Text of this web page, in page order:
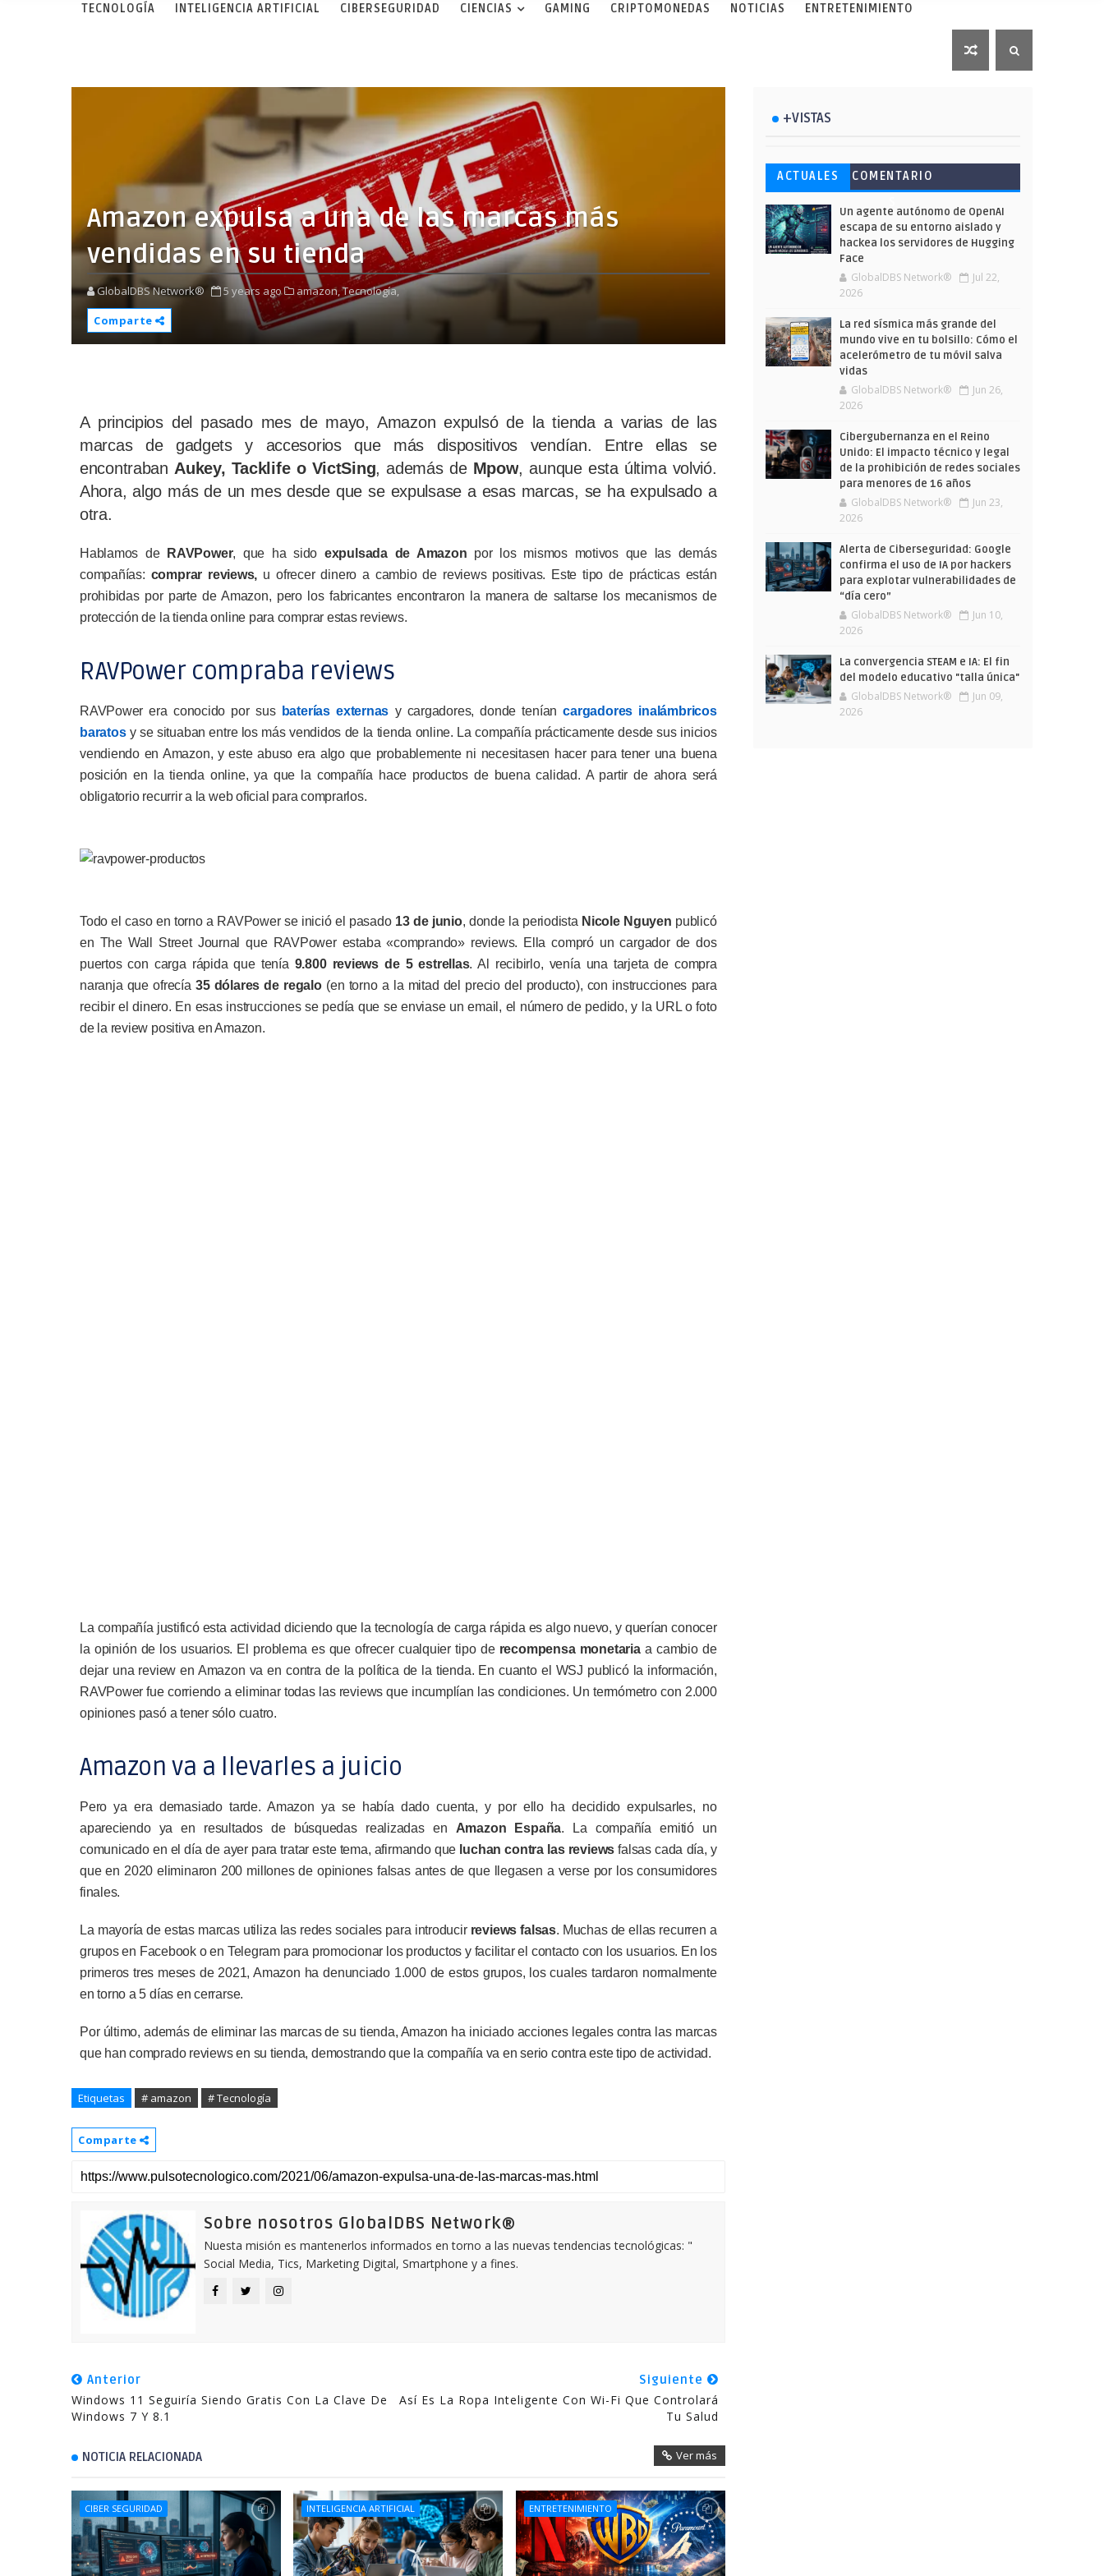
TECNOLOGÍA INTELIGENCIA ARTIFICIAL CIBERSEGURIDAD CIENCIAS GAMING CRIPTOMONEDAS NOTICIAS ENTRETENIMIENTO
Amazon expulsa a una de las marcas más
vendidas en su tienda
GlobalDBS Network® 5 years ago amazon,Tecnología,
Comparte
A principios del pasado mes de mayo, Amazon expulsó de la tienda a varias de las
marcas de gadgets y accesorios que más dispositivos vendían. Entre ellas se
encontraban Aukey, Tacklife o VictSing, además de Mpow, aunque esta última volvió.
Ahora, algo más de un mes desde que se expulsase a esas marcas, se ha expulsado a
otra.
Hablamos de RAVPower, que ha sido expulsada de Amazon por los mismos motivos que las demás
compañías: comprar reviews, u ofrecer dinero a cambio de reviews positivas. Este tipo de prácticas están
prohibidas por parte de Amazon, pero los fabricantes encontraron la manera de saltarse los mecanismos de
protección de la tienda online para comprar estas reviews.
RAVPower compraba reviews
RAVPower era conocido por sus baterías externas y cargadores, donde teníancargadores inalámbricos
baratosy se situaban entre los más vendidos de la tienda online. La compañía prácticamente desde sus inicios
vendiendo en Amazon, y este abuso era algo que probablemente ni necesitasen hacer para tener una buena
posición en la tienda online, ya que la compañía hace productos de buena calidad. A partir de ahora será
obligatorio recurrir a la web oficial para comprarlos.
Todo el caso en torno a RAVPower se inició el pasado 13 de junio, donde la periodista Nicole Nguyen publicó
en The Wall Street Journal que RAVPower estaba «comprando» reviews. Ella compró un cargador de dos
puertos con carga rápida que tenía 9.800 reviews de 5 estrellas. Al recibirlo, venía una tarjeta de compra
naranja que ofrecía 35 dólares de regalo(en torno a la mitad del precio del producto), con instrucciones para
recibir el dinero. En esas instrucciones se pedía que se enviase un email, el número de pedido, y la URL o foto
de la review positiva en Amazon.
La compañía justificó esta actividad diciendo que la tecnología de carga rápida es algo nuevo, y querían conocer
la opinión de los usuarios. El problema es que ofrecer cualquier tipo de recompensa monetariaa cambio de
dejar una review en Amazon va en contra de la política de la tienda. En cuanto el WSJ publicó la información,
RAVPower fue corriendo a eliminar todas las reviews que incumplían las condiciones. Un termómetro con 2.000
opiniones pasó a tener sólo cuatro.
Amazon va a llevarles a juicio
Pero ya era demasiado tarde. Amazon ya se había dado cuenta, y por ello ha decidido expulsarles, no
apareciendo ya en resultados de búsquedas realizadas en Amazon España. La compañía emitió un
comunicado en el día de ayer para tratar este tema, afirmando que luchan contra las reviews falsas cada día, y
que en 2020 eliminaron 200 millones de opiniones falsas antes de que llegasen a verse por los consumidores
finales.
La mayoría de estas marcas utiliza las redes sociales para introducirreviews falsas. Muchas de ellas recurren a
grupos en Facebook o en Telegram para promocionar los productos y facilitar el contacto con los usuarios. En los
primeros tres meses de 2021, Amazon ha denunciado 1.000 de estos grupos, los cuales tardaron normalmente
en torno a 5 días en cerrarse.
Por último, además de eliminar las marcas de su tienda, Amazon ha iniciado acciones legales contra las marcas
que han comprado reviews en su tienda, demostrando que la compañía va en serio contra este tipo de actividad.
Etiquetas # amazon # Tecnología
Comparte
Sobre nosotros GlobalDBS Network®
Nuesta misión es mantenerlos informados en torno a las nuevas tendencias tecnológicas: "
Social Media, Tics, Marketing Digital, Smartphone y a fines.
Anterior
Windows 11 Seguiría Siendo Gratis Con La Clave De
Windows 7 Y 8.1
Siguiente
Así Es La Ropa Inteligente Con Wi-Fi Que Controlará
Tu Salud
NOTICIA RELACIONADA Ver más
CIBER SEGURIDAD INTELIGENCIA ARTIFICIAL ENTRETENIMIENTO
+VISTAS
Esto ha ocurrido cuando una
gran web ha dejado a la IA
escribir sobre Star Wars
Ahorra y compra de oferta:
Cuándo es más barato
comprar en Shein
Microsoft lanza unos cursos
gratuitos y limitados para
que te formes este verano
ACTUALES
COMENTARIO
Un agente autónomo de OpenAI
escapa de su entorno aislado y
hackea los servidores de Hugging
Face
GlobalDBS Network®
Jul 22,
2026
La red sísmica más grande del
mundo vive en tu bolsillo: Cómo el
acelerómetro de tu móvil salva
vidas
GlobalDBS Network®
Jun 26,
2026
Cibergubernanza en el Reino
Unido: El impacto técnico y legal
de la prohibición de redes sociales
para menores de 16 años
GlobalDBS Network®
Jun 23,
2026
Alerta de Ciberseguridad: Google
confirma el uso de IA por hackers
para explotar vulnerabilidades de
“día cero”
GlobalDBS Network®
Jun 10,
2026
La convergencia STEAM e IA: El fin
del modelo educativo "talla única"
GlobalDBS Network®
Jun 09,
2026